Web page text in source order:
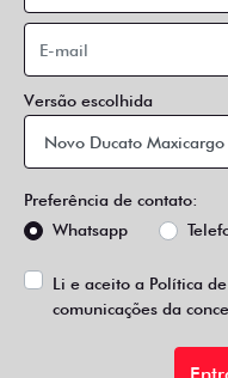
Versão escolhida
Preferência de contato:
Whatsapp
Li e aceito a Política
comunicações da